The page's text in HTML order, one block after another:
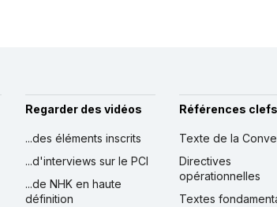
Regarder des vidéos
...des éléments inscrits
...d'interviews sur le PCI
...de NHK en haute
définition
Références clefs
Texte de la
Directives
opérationnelles
Textes